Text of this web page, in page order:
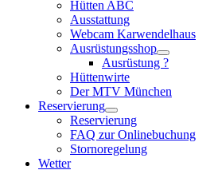
Hütten ABC
Ausstattung
Webcam Karwendelhaus
Ausrüstungsshop
Ausrüstung ?
Hüttenwirte
Der MTV München
Reservierung
Reservierung
FAQ zur Onlinebuchung
Stornoregelung
Wetter